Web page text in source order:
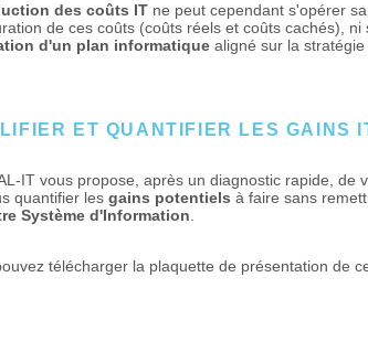
des coûts IT ne peut cependant s'opérer
de ces coûts (coûts réels et coûts cachés), ni
d'un plan informatique aligné sur la stratégie
ET QUANTIFIER LES GAINS
IT vous propose, après un diagnostic rapide, de
quantifier les gains potentiels à faire sans
Système d'Information
télécharger la plaquette de présentation de